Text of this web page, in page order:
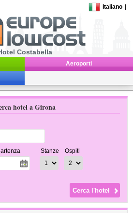
Italiano
Costabella
Aeroporti
hotel a Girona
Stanze Ospiti